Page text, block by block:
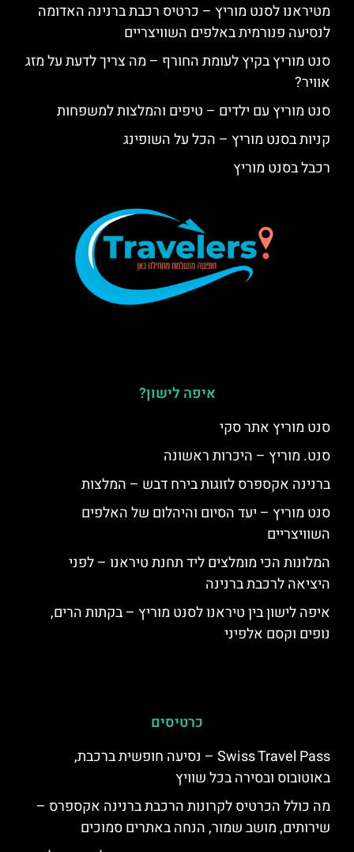
מטיראנו לסנט מוריץ – כרטיס רכבת ברנינה האדומה
לנסיעה פנורמית באלפים השוויצריים
סנט מוריץ בקיץ לעומת החורף – מה צריך לדעת על מזג
אוויר?
סנט מוריץ עם ילדים – טיפים והמלצות למשפחות
קניות בסנט מוריץ – הכל על השופינג
רכבל בסנט מוריץ
איפה לישון?
סנט מוריץ אתר סקי
סנט. מוריץ – היכרות ראשונה
ברנינה אקספרס לזוגות בירח דבש – המלצות
סנט מוריץ – יעד הסיום והיהלום של האלפים
השוויצריים
המלונות הכי מומלצים ליד תחנת טיראנו – לפני
היציאה לרכבת ברנינה
איפה לישון בין טיראנו לסנט מוריץ – בקתות הרים,
נופים וקסם אלפיני
כרטיסים
Swiss Travel Pass – נסיעה חופשית ברכבת,
באוטובוס ובסירה בכל שוויץ
מה כולל הכרטיס לקרונות הרכבת ברנינה אקספרס –
שירותים, מושב שמור, הנחה באתרים סמוכים